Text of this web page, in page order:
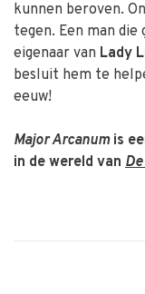
kunnen beroven.
tegen. Een man die
eigenaar van Lady
besluit hem te
eeuw!
Major Arcanum is
in de wereld van